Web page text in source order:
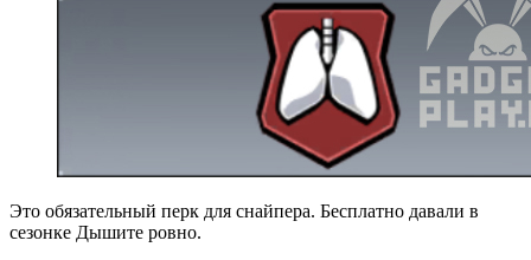
Это обязательный перк для снайпера. Бесплатно давали в
сезонке Дышите ровно.